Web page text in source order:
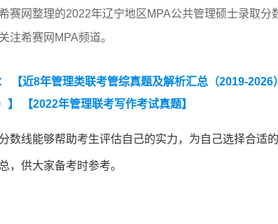
赛网整理的2022年辽宁地区MPA公共管理硕士录取
注希赛网MPA频道。
【近8年管理类联考管综真题及解析汇总（2019-2026
】
【2022年管理联考写作考试真题】
数线能够帮助考生评估自己的实力，为自己选择合适
，供大家备考时参考。